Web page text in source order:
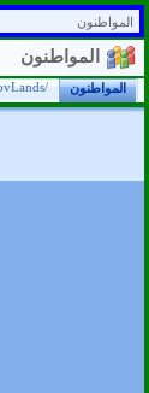
المواطنون
المواطنون
المواطنون /govLands